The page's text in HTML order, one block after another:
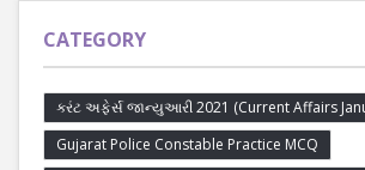
CATEGORY
કરંટ અફેર્સ જાન્યુઆરી 2021 (Current Affairs
Gujarat Police Constable Practice MCQ